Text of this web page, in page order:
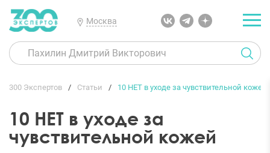
Москва
300 Экспертов Статьи 10 НЕТ в уходе за чувствительной кожей
10 НЕТ в уходе за
чувствительной кожей